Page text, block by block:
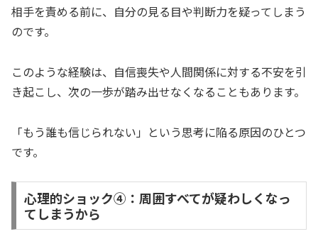
相手を責める前に、自分の見る目や判断力を疑ってしまう
のです。
このような経験は、自信喪失や人間関係に対する不安を引
き起こし、次の一歩が踏み出せなくなることもあります。
「もう誰も信じられない」という思考に陥る原因のひとつ
です。
心理的ショック④：周囲すべてが疑わしくなっ
てしまうから